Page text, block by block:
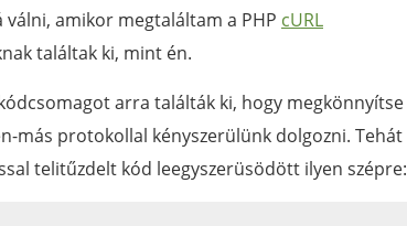
válni, amikor megtaláltam a PHP cURL
találtak ki, mint én.
arra találták ki, hogy megkönnyítse
más protokollal kényszerülünk dolgozni. Tehát
telitűzdelt kód leegyszerüsödött ilyen szépre: